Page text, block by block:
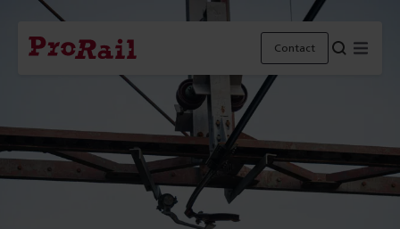
Navigatie
Homepage Contact